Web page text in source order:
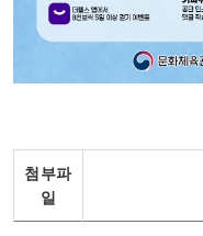
첨부파
일